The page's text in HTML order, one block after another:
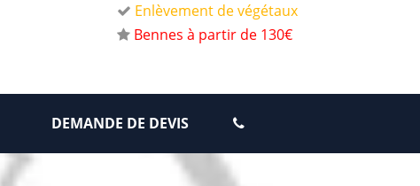
Enlèvement de végétaux
Bennes à partir de 130€
DEMANDE DE DEVIS